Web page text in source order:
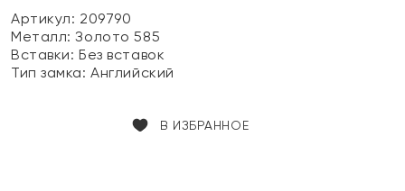
Артикул: 209790
Металл:Золото 585
Вставки:Без вставок
Тип замка:Английский
В ИЗБРАННОЕ